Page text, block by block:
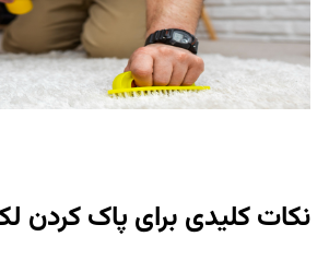
نکات کلیدی برای پاک کردن